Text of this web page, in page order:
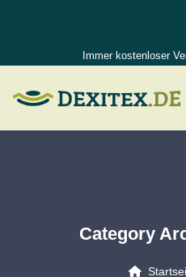
Immer kostenloser
Category